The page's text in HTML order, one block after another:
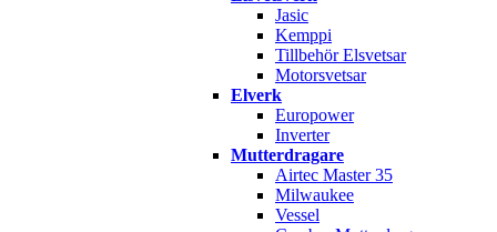
Jasic
Kemppi
Tillbehör Elsvetsar
Motorsvetsar
Elverk
Europower
Inverter
Mutterdragare
Airtec Master 35
Milwaukee
Vessel